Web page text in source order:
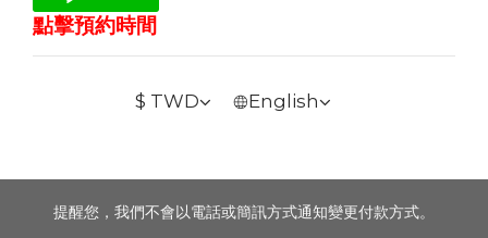
點擊預約時間
$ TWD English
提醒您，我們不會以電話或簡訊方式通知變更付款方式。